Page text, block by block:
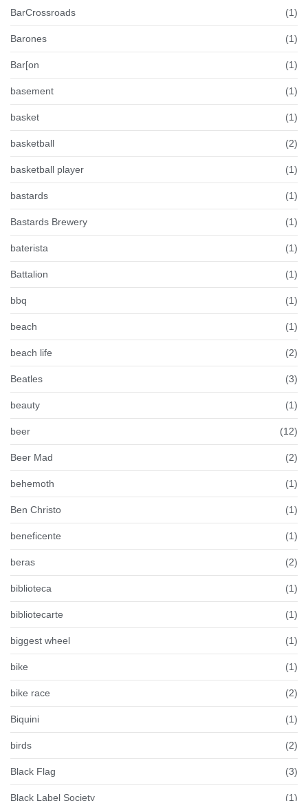
BarCrossroads (1)
Barones (1)
Bar[on (1)
basement (1)
basket (1)
basketball (2)
basketball player (1)
bastards (1)
Bastards Brewery (1)
baterista (1)
Battalion (1)
bbq (1)
beach (1)
beach life (2)
Beatles (3)
beauty (1)
beer (12)
Beer Mad (2)
behemoth (1)
Ben Christo (1)
beneficente (1)
beras (2)
biblioteca (1)
bibliotecarte (1)
biggest wheel (1)
bike (1)
bike race (2)
Biquini (1)
birds (2)
Black Flag (3)
Black Label Society (1)